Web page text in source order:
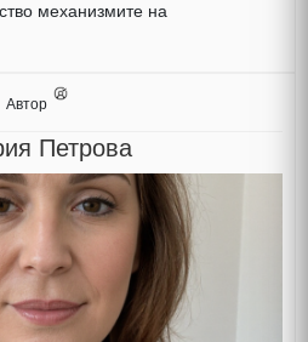
механизмите на
Автор
Петрова